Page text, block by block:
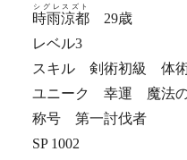
時雨涼都
シグレスズト
29歳
レベル3
スキル 剣術初級 体
ユニーク 幸運 魔法
称号 第一討伐者
SP 1002